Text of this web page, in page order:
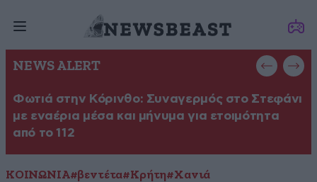
NEWS ALERT
Φωτιά στην Κόρινθο: Συναγερμός στο Στεφάνι
με εναέρια μέσα και μήνυμα για ετοιμότητα
από το 112
ΚΟΙΝΩΝΙΑ#βεντέτα#Κρήτη#Χανιά